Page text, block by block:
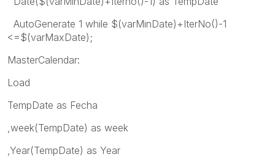
AutoGenerate 1 while $(varMinDate)+IterNo()-1
<=$(varMaxDate);
MasterCalendar:
Load
TempDate as Fecha
,week(TempDate) as week
,Year(TempDate) as Year